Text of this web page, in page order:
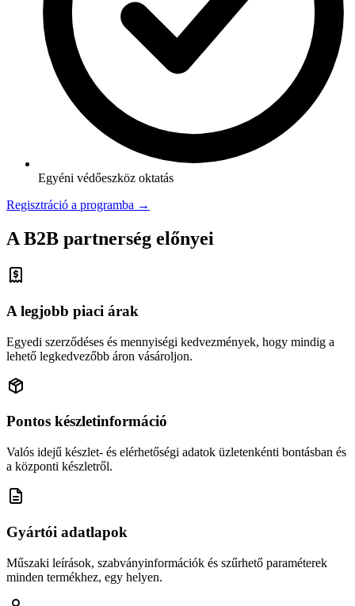
Egyéni védőeszköz oktatás
Regisztráció a programba →
A B2B partnerség előnyei
A legjobb piaci árak
Egyedi szerződéses és mennyiségi kedvezmények, hogy mindig a
lehető legkedvezőbb áron vásároljon.
Pontos készletinformáció
Valós idejű készlet- és elérhetőségi adatok üzletenkénti bontásban és
a központi készletről.
Gyártói adatlapok
Műszaki leírások, szabványinformációk és szűrhető paraméterek
minden termékhez, egy helyen.